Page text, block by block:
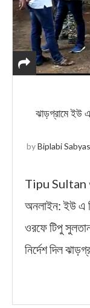
ঝাড়গ্রামে ইউ
byBiplabi
Tipu Sultan
অনলাইন: ইউ এ
ওরফে টিপু
নির্দেশ দিল